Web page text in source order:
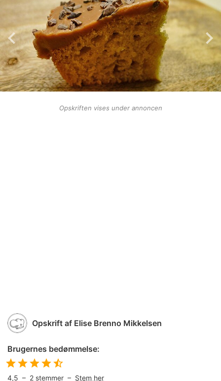
Opskriften vises under annoncen
Opskrift af Elise Brenno Mikkelsen
Brugernes bedømmelse:
4,5 – 2 stemmer – Stem her